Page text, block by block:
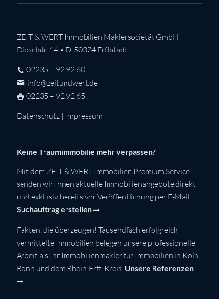
ZEIT & WERT Immobilien Maklersocietät GmbH
Dieselstr. 14 • D-50374 Erftstadt
02235 – 92 92 60
info@zeitundwert.de
02235 – 92 92 65
Datenschutz| Impressum
Keine Traumimmobilie mehr verpassen?
Mit dem ZEIT & WERT Immobilien Premium Service
senden wir Ihnen aktuelle Immobilienangebote direkt
und exklusiv bereits vor Veröffentlichung per E-Mail.
Suchauftrag erstellen
Fakten, die überzeugen! Tausendfach erfolgreich
vermittelte Immobilien belegen unsere professionelle
Arbeit als Ihr Immobilienmakler für Immobilien in Köln,
Bonn und dem Rhein-Erft-Kreis. Unsere Referenzen